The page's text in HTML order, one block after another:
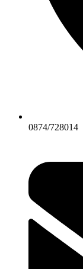
0874/728014